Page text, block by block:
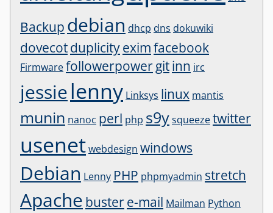
Backup debian dhcp dns dokuwiki
dovecotduplicityeximfacebook
Firmwarefollowerpowergitinn irc
jessielenny Linksys linux mantis
munin nanoc perl php s9ysqueezetwitter
usenetwebdesign windows
Debian Lenny PHP phpmyadmin stretch
Apache bustere-mail Mailman Python